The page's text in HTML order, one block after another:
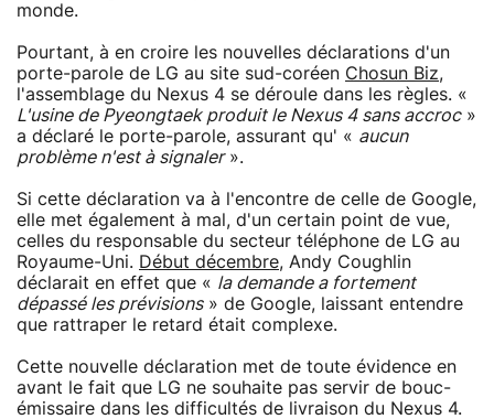
monde.
Pourtant, à en croire les nouvelles déclarations d'un
porte-parole de LG au site sud-coréen Chosun Biz,
l'assemblage du Nexus 4 se déroule dans les règles. «
L'usine de Pyeongtaek produit le Nexus 4 sans accroc»
a déclaré le porte-parole, assurant qu' « aucun
problème n'est à signaler».
Si cette déclaration va à l'encontre de celle de Google,
elle met également à mal, d'un certain point de vue,
celles du responsable du secteur téléphone de LG au
Royaume-Uni. Début décembre, Andy Coughlin
déclarait en effet que « la demande a fortement
dépassé les prévisions» de Google, laissant entendre
que rattraper le retard était complexe.
Cette nouvelle déclaration met de toute évidence en
avant le fait que LG ne souhaite pas servir de bouc-
émissaire dans les difficultés de livraison du Nexus 4.